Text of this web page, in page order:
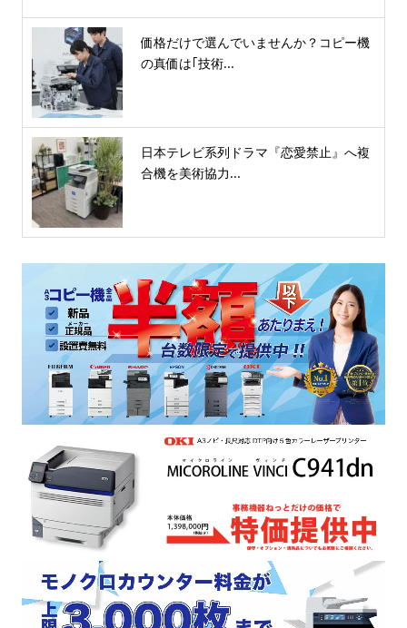
価格だけで選んでいませんか？コピー機
の真価は｢技術...
日本テレビ系列ドラマ『恋愛禁止』へ複
合機を美術協力...